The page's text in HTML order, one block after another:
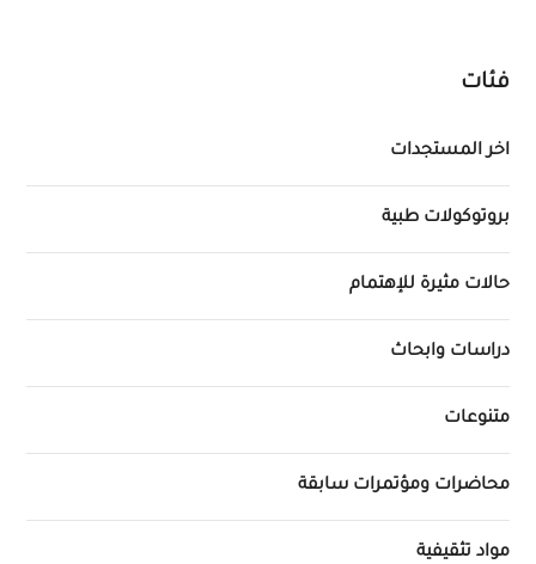
فئات
اخر المستجدات
بروتوكولات طبية
حالات مثيرة للإهتمام
دراسات وابحاث
متنوعات
محاضرات ومؤتمرات سابقة
مواد تثقيفية